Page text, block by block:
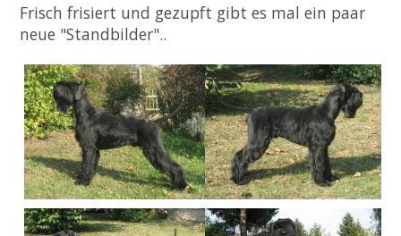
Frisch frisiert und gezupft gibt es mal ein paar
neue "Standbilder"..